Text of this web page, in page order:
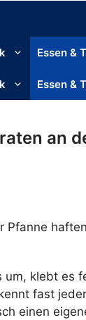
Essen &
Essen &
an
um, klebt es
fast
einen